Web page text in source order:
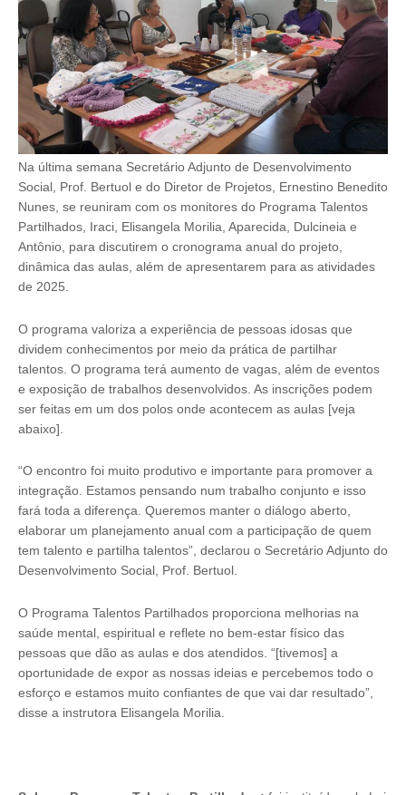
Na última semana Secretário Adjunto de Desenvolvimento
Social, Prof. Bertuol e do Diretor de Projetos, Ernestino Benedito
Nunes, se reuniram com os monitores do Programa Talentos
Partilhados, Iraci, Elisangela Morilia, Aparecida, Dulcineia e
Antônio, para discutirem o cronograma anual do projeto,
dinâmica das aulas, além de apresentarem para as atividades
de 2025.
O programa valoriza a experiência de pessoas idosas que
dividem conhecimentos por meio da prática de partilhar
talentos. O programa terá aumento de vagas, além de eventos
e exposição de trabalhos desenvolvidos. As inscrições podem
ser feitas em um dos polos onde acontecem as aulas [veja
abaixo].
“O encontro foi muito produtivo e importante para promover a
integração. Estamos pensando num trabalho conjunto e isso
fará toda a diferença. Queremos manter o diálogo aberto,
elaborar um planejamento anual com a participação de quem
tem talento e partilha talentos”, declarou o Secretário Adjunto do
Desenvolvimento Social, Prof. Bertuol.
O Programa Talentos Partilhados proporciona melhorias na
saúde mental, espiritual e reflete no bem-estar físico das
pessoas que dão as aulas e dos atendidos. “[tivemos] a
oportunidade de expor as nossas ideias e percebemos todo o
esforço e estamos muito confiantes de que vai dar resultado”,
disse a instrutora Elisangela Morilia.